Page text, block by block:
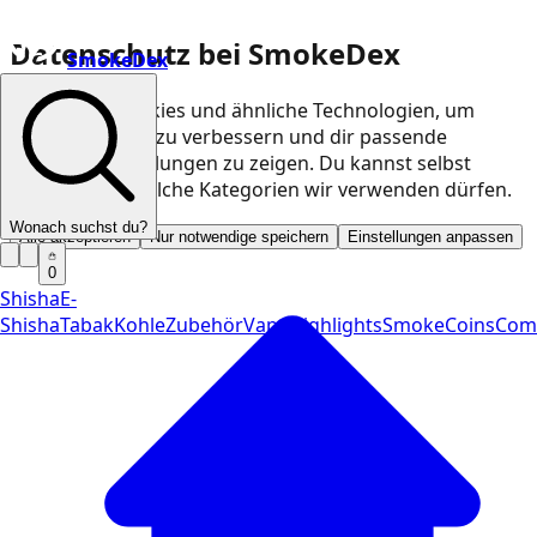
Datenschutz bei SmokeDex
Wir nutzen Cookies und ähnliche Technologien, um
unsere Website zu verbessern und dir passende
Produktempfehlungen zu zeigen. Du kannst selbst
entscheiden, welche Kategorien wir verwenden dürfen.
Alle akzeptieren Nur notwendige speichern Einstellungen anpassen
SmokeDex
Wonach suchst du?
0
ShishaE-
ShishaTabakKohleZubehörVapeHighlightsSmokeCoins